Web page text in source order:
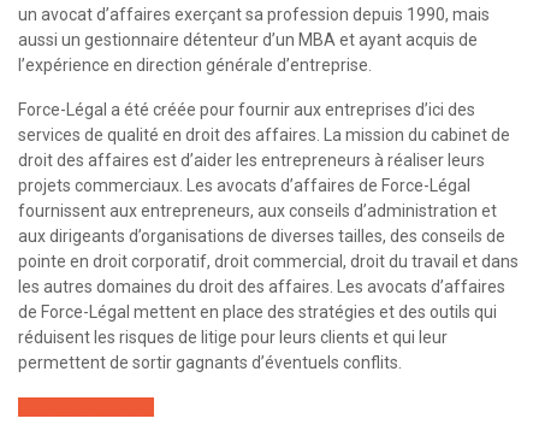
un avocat d’affaires exerçant sa profession depuis 1990, mais
aussi un gestionnaire détenteur d’un MBA et ayant acquis de
l’expérience en direction générale d’entreprise.
Force-Légal a été créée pour fournir aux entreprises d’ici des
services de qualité en droit des affaires. La mission du cabinet de
droit des affaires est d’aider les entrepreneurs à réaliser leurs
projets commerciaux. Les avocats d’affaires de Force-Légal
fournissent aux entrepreneurs, aux conseils d’administration et
aux dirigeants d’organisations de diverses tailles, des conseils de
pointe en droit corporatif, droit commercial, droit du travail et dans
les autres domaines du droit des affaires. Les avocats d’affaires
de Force-Légal mettent en place des stratégies et des outils qui
réduisent les risques de litige pour leurs clients et qui leur
permettent de sortir gagnants d’éventuels conflits.